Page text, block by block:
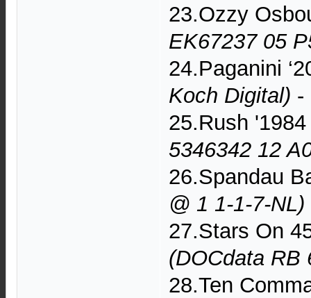
23.Ozzy
EK67237 05
24.Paganini
Koch Digital) -
25.Rush
5346342 12
26.Spandau
@ 1 1-1-7-NL)
27.Stars On
(DOCdata RB
28.Ten